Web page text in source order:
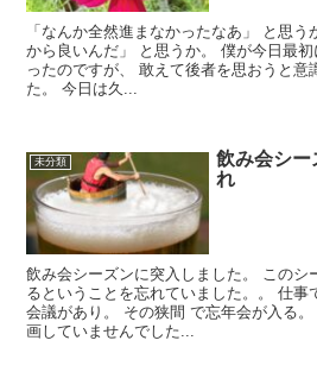
「なんか全然進まなかったなあ」 と思
から良いんだ」 と思うか。 僕が今日最
ったのですが、 敢えて後者を思おうと意
た。 今日は久...
未分類
飲み会シー
れ
飲み会シーズンに突入しました。 このシ
るということを忘れていました。。 仕事
会議があり。 その狭間 で忘年会が入る
画していませんでした...